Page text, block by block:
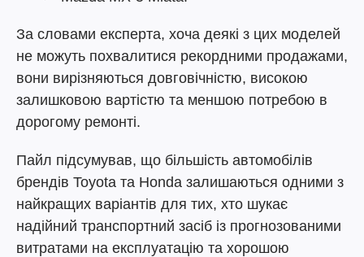
За словами експерта, хоча деякі з цих моделей
не можуть похвалитися рекордними продажами,
вони вирізняються довговічністю, високою
залишковою вартістю та меншою потребою в
дорогому ремонті.
Пайл підсумував, що більшість автомобілів
брендів Toyota та Honda залишаються одними з
найкращих варіантів для тих, хто шукає
надійний транспортний засіб із прогнозованими
витратами на експлуатацію та хорошою